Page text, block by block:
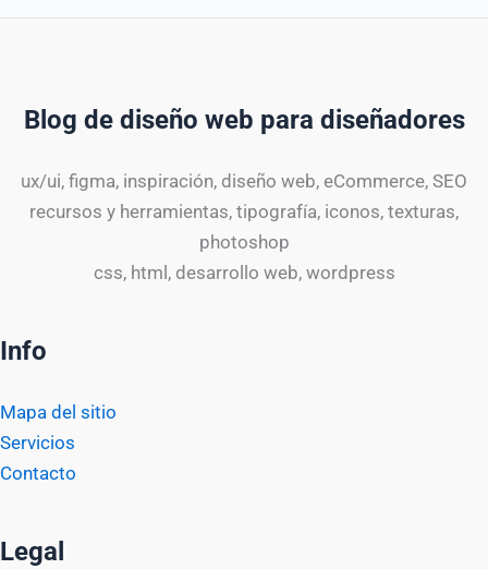
Blog de diseño web para diseñadores
ux/ui, figma, inspiración, diseño web, eCommerce, SEO
recursos y herramientas, tipografía, iconos, texturas,
photoshop
css, html, desarrollo web, wordpress
Info
Mapa del sitio
Servicios
Contacto
Legal